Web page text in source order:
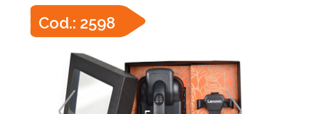
Cod.: 2598